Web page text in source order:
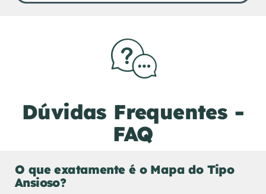
Dúvidas Frequentes -
FAQ
O que exatamente é o Mapa do Tipo
Ansioso?